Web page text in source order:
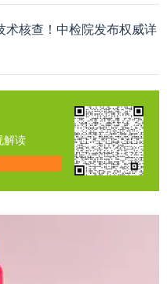
术核查！中检院发布权威详
解读